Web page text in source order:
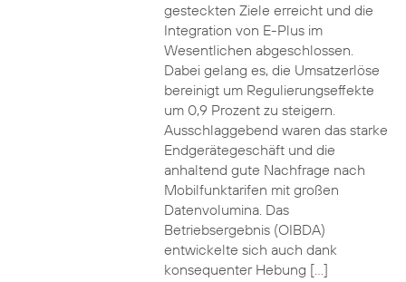
gesteckten Ziele erreicht und die
Integration von E-Plus im
Wesentlichen abgeschlossen.
Dabei gelang es, die Umsatzerlöse
bereinigt um Regulierungseffekte
um 0,9 Prozent zu steigern.
Ausschlaggebend waren das starke
Endgerätegeschäft und die
anhaltend gute Nachfrage nach
Mobilfunktarifen mit großen
Datenvolumina. Das
Betriebsergebnis (OIBDA)
entwickelte sich auch dank
konsequenter Hebung […]